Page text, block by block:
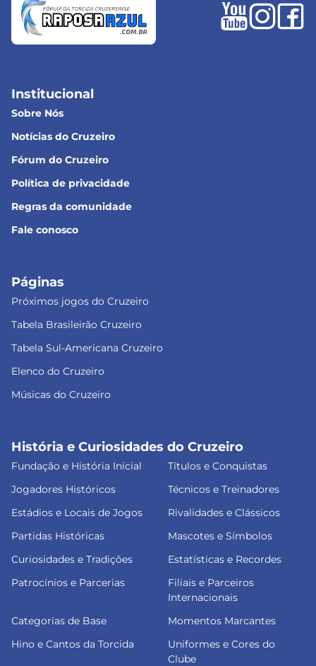
Institucional
Sobre Nós
Notícias do Cruzeiro
Fórum do Cruzeiro
Política de privacidade
Regras da comunidade
Fale conosco
Páginas
Próximos jogos do Cruzeiro
Tabela Brasileirão Cruzeiro
Tabela Sul-Americana Cruzeiro
Elenco do Cruzeiro
Músicas do Cruzeiro
História e Curiosidades do Cruzeiro
Fundação e História Inicial
Títulos e Conquistas
Jogadores Históricos
Técnicos e Treinadores
Estádios e Locais de Jogos
Rivalidades e Clássicos
Partidas Históricas
Mascotes e Símbolos
Curiosidades e Tradições
Estatísticas e Recordes
Patrocínios e Parcerias
Filiais e Parceiros
Internacionais
Categorias de Base
Momentos Marcantes
Hino e Cantos da Torcida
Uniformes e Cores do
Clube